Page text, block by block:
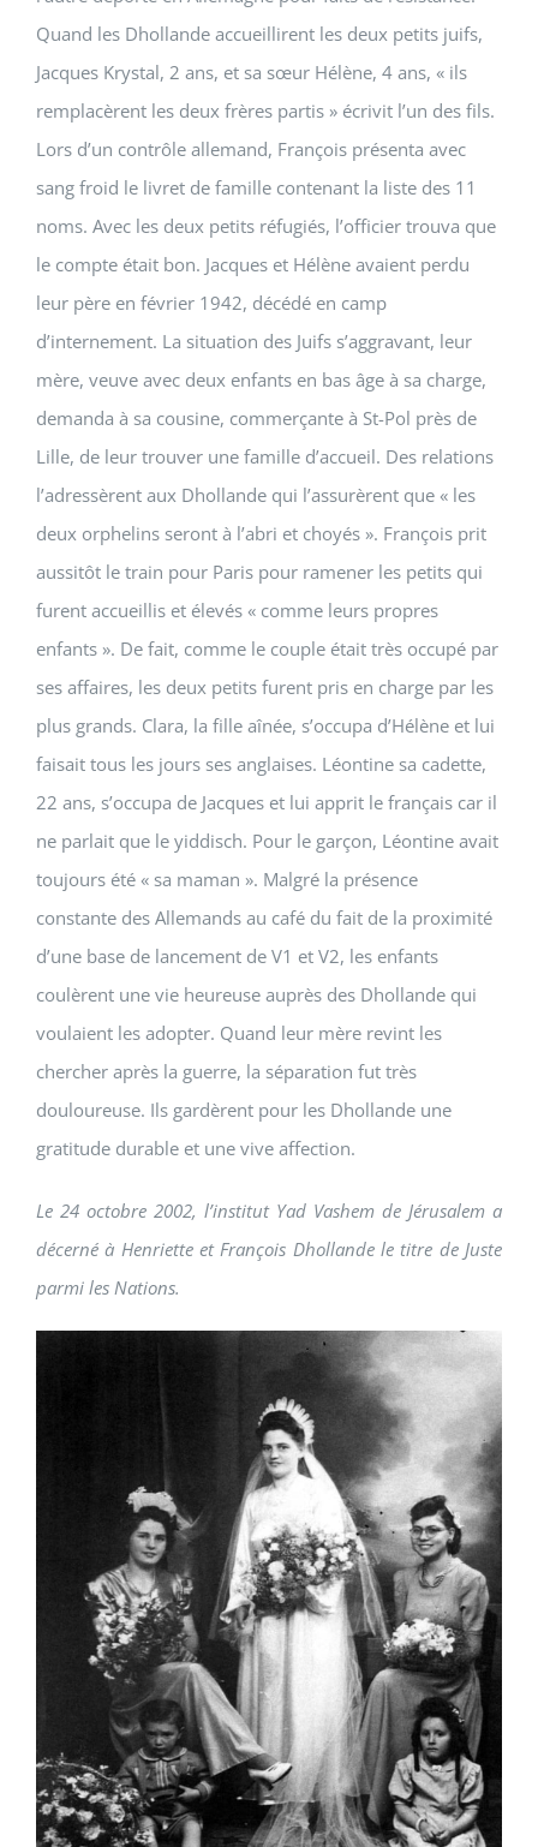
Quand les Dhollande accueillirent les deux petits juifs,
Jacques Krystal, 2 ans, et sa sœur Hélène, 4 ans, « ils
remplacèrent les deux frères partis » écrivit l’un des fils.
Lors d’un contrôle allemand, François présenta avec
sang froid le livret de famille contenant la liste des 11
noms. Avec les deux petits réfugiés, l’officier trouva que
le compte était bon. Jacques et Hélène avaient perdu
leur père en février 1942, décédé en camp
d’internement. La situation des Juifs s’aggravant, leur
mère, veuve avec deux enfants en bas âge à sa charge,
demanda à sa cousine, commerçante à St-Pol près de
Lille, de leur trouver une famille d’accueil. Des relations
l’adressèrent aux Dhollande qui l’assurèrent que « les
deux orphelins seront à l’abri et choyés ». François prit
aussitôt le train pour Paris pour ramener les petits qui
furent accueillis et élevés « comme leurs propres
enfants ». De fait, comme le couple était très occupé par
ses affaires, les deux petits furent pris en charge par les
plus grands. Clara, la fille aînée, s’occupa d’Hélène et lui
faisait tous les jours ses anglaises. Léontine sa cadette,
22 ans, s’occupa de Jacques et lui apprit le français car il
ne parlait que le yiddisch. Pour le garçon, Léontine avait
toujours été « sa maman ». Malgré la présence
constante des Allemands au café du fait de la proximité
d’une base de lancement de V1 et V2, les enfants
coulèrent une vie heureuse auprès des Dhollande qui
voulaient les adopter. Quand leur mère revint les
chercher après la guerre, la séparation fut très
douloureuse. Ils gardèrent pour les Dhollande une
gratitude durable et une vive affection.
Le 24 octobre 2002, l’institut Yad Vashem de Jérusalem a
décerné à Henriette et François Dhollande le titre de Juste
parmi les Nations.